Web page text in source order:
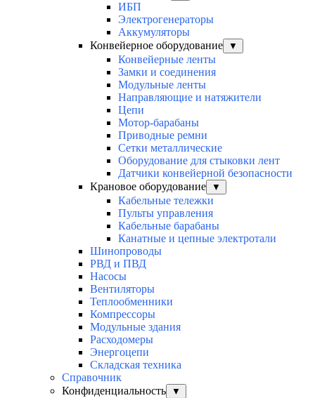
ИБП
Электрогенераторы
Аккумуляторы
Конвейерное оборудование
▼
Конвейерные ленты
Замки и соединения
Модульные ленты
Направляющие и натяжители
Цепи
Мотор-барабаны
Приводные ремни
Сетки металлические
Оборудование для стыковки лент
Датчики конвейерной безопасности
Крановое оборудование
▼
Кабельные тележки
Пульты управления
Кабельные барабаны
Канатные и цепные электротали
Шинопроводы
РВД и ПВД
Насосы
Вентиляторы
Теплообменники
Компрессоры
Модульные здания
Расходомеры
Энергоцепи
Складская техника
Справочник
Конфиденциальность
▼